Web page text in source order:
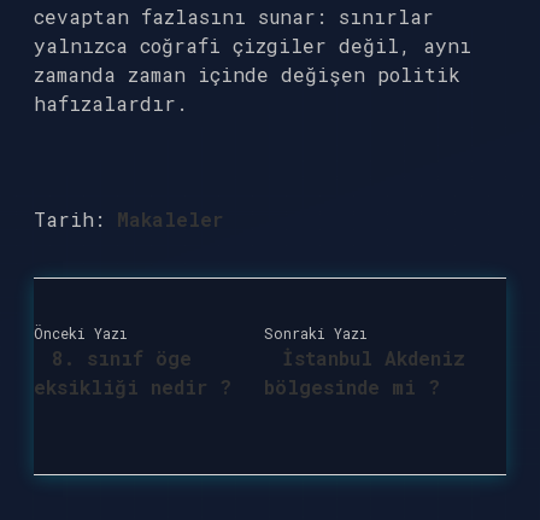
cevaptan fazlasını sunar: sınırlar
yalnızca coğrafi çizgiler değil, aynı
zamanda zaman içinde değişen politik
hafızalardır.
Tarih: Makaleler
Önceki Yazı
8. sınıf öge
eksikliği nedir ?
Sonraki Yazı
İstanbul Akdeniz
bölgesinde mi ?